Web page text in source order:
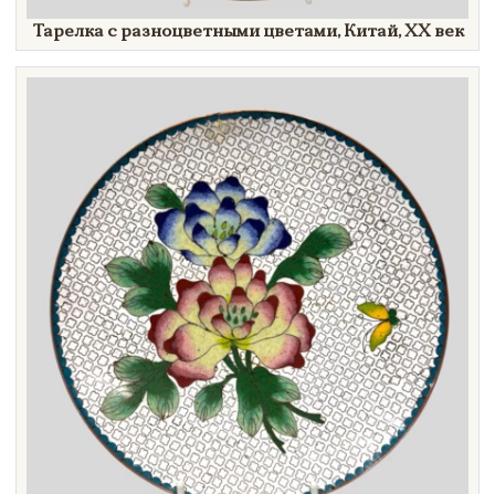
Тарелка с разноцветными цветами, Китай,XX век